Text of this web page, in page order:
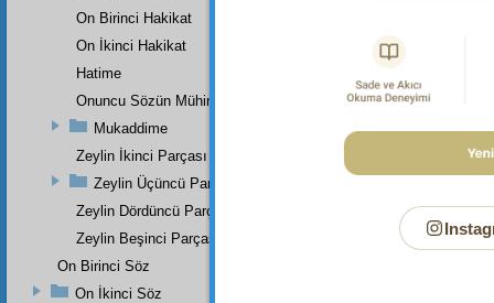
On Birinci Hakikat
On İkinci Hakikat
Hatime
Onuncu Sözün Mühim Bir Zeyli Ve Lâhikasının Birinci Parçası
Mukaddime
Zeylin İkinci Parçası
Zeylin Üçüncü Parçası
Zeylin Dördüncü Parçası
Zeylin Beşinci Parçası
On Birinci Söz
On İkinci Söz